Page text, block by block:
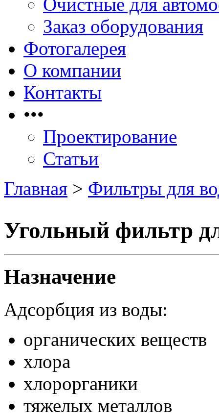
Заказ оборудования
Фотогалерея
О компании
Контакты
•••
Проектирование
Статьи
Главная > Фильтры для
Угольный фильтр
Назначение
Адсорбция из воды:
органических веществ
хлора
хлорорганики
тяжелых металлов